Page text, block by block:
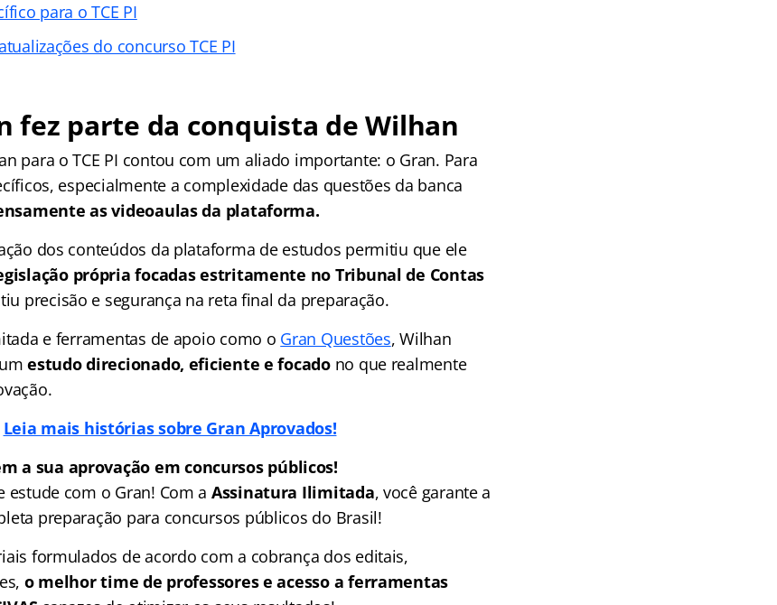
para o TCE PI
do concurso TCE PI
fez parte da conquista de Wilhan
para o TCE PI contou com um aliado importante: o Gran. Para
especialmente a complexidade das questões da banca
as videoaulas da plataforma.
dos conteúdos da plataforma de estudos permitiu que ele
própria focadas estritamente no Tribunal de Contas
precisão e segurança na reta final da preparação.
e ferramentas de apoio como o Gran Questões, Wilhan
estudo direcionado, eficiente e focadono que realmente
Leia mais histórias sobre Gran Aprovados!
a sua aprovação em concursos públicos!
estude com o Gran! Com a Assinatura Ilimitada, você garante a
preparação para concursos públicos do Brasil!
formulados de acordo com a cobrança dos editais,
o melhor time de professores e acesso a ferramentas